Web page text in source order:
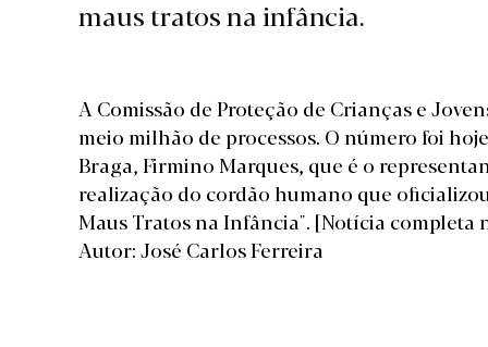
maus tratos na infância.
A Comissão de Proteção de Crianças e
meio milhão de processos. O número foi
Braga, Firmino Marques, que é o
realização do cordão humano que
Maus Tratos na Infância". [Notícia completa
Autor: José Carlos Ferreira